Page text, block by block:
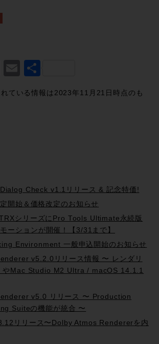
LineEmail
れている情報は2023年11月21日時点のも
Check v1.1リリース & 記念特価!
開始＆価格改定のお知らせ
シリーズにPro Tools Ultimate永続版
ーションが開催！【3/31まで】
Environment 一般申込開始のお知らせ
v5.2.0リリース情報 〜 レンダリ
やMac Studio M2 Ultra / macOS 14.1.1
v5.0 リリース 〜 Production
Suiteの機能が統合 〜
リリース〜Dolby Atmos Rendererを内